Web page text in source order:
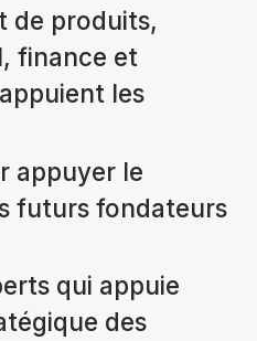
de produits,
finance et
les
appuyer le
futurs fondateurs
qui appuie
des